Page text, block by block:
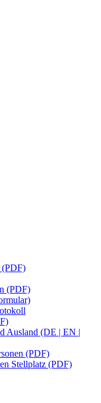
(PDF)
(PDF)
Ausland (DE | EN |
(PDF)
Stellplatz (PDF)